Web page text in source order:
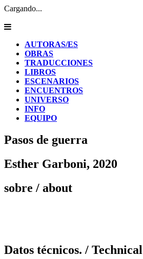
Cargando...
AUTORAS/ES
OBRAS
TRADUCCIONES
LIBROS
ESCENARIOS
ENCUENTROS
UNIVERSO
INFO
EQUIPO
Pasos de guerra
Esther Garboni, 2020
sobre / about
Datos técnicos. /